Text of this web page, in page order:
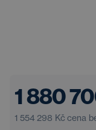
1 880
1 554 298 Kč cena